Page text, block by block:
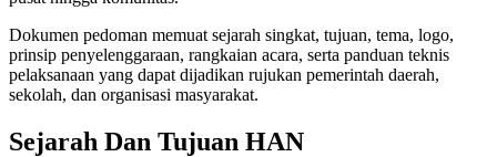
Dokumen pedoman memuat sejarah singkat, tujuan, tema, logo,
prinsip penyelenggaraan, rangkaian acara, serta panduan teknis
pelaksanaan yang dapat dijadikan rujukan pemerintah daerah,
sekolah, dan organisasi masyarakat.
Sejarah Dan Tujuan HAN